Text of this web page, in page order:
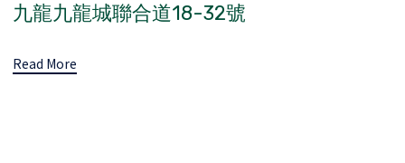
九龍九龍城聯合道18-32號
Read More